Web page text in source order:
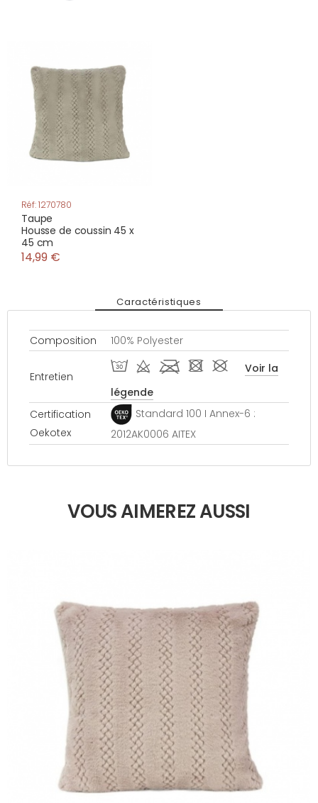
Réf: 1270780
Taupe
Housse de coussin 45 x
45 cm
14,99 €
Caractéristiques
Composition 100% Polyester
Entretien
T d l - #
Voir la
légende
Certification
Oekotex
Standard 100 I Annex-6 :
2012AK0006 AITEX
VOUS AIMEREZ AUSSI